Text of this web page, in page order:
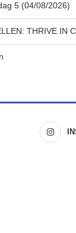
5 (04/08/2026)
THRIVE IN